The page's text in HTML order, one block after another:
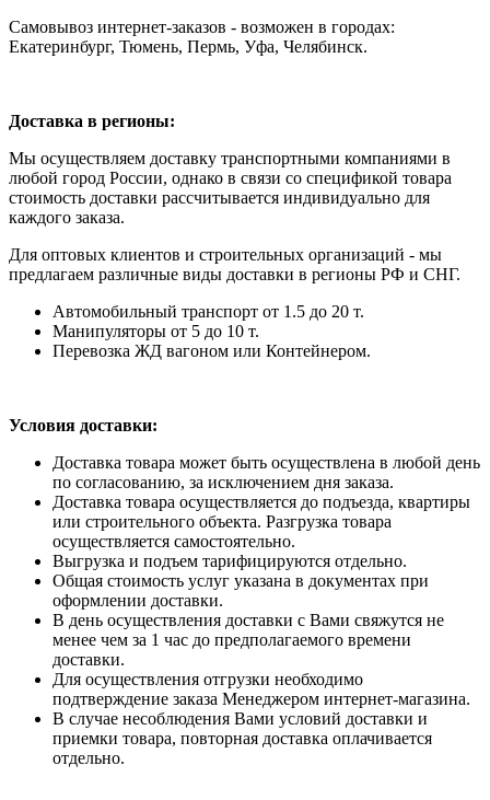
Самовывоз интернет-заказов - возможен в городах:
Екатеринбург, Тюмень, Пермь, Уфа, Челябинск.
Доставка в регионы:
Мы осуществляем доставку транспортными компаниями в
любой город России, однако в связи со спецификой товара
стоимость доставки рассчитывается индивидуально для
каждого заказа.
Для оптовых клиентов и строительных организаций - мы
предлагаем различные виды доставки в регионы РФ и СНГ.
Автомобильный транспорт от 1.5 до 20 т.
Манипуляторы от 5 до 10 т.
Перевозка ЖД вагоном или Контейнером.
Условия доставки:
Доставка товара может быть осуществлена в любой день
по согласованию, за исключением дня заказа.
Доставка товара осуществляется до подъезда, квартиры
или строительного объекта. Разгрузка товара
осуществляется самостоятельно.
Выгрузка и подъем тарифицируются отдельно.
Общая стоимость услуг указана в документах при
оформлении доставки.
В день осуществления доставки с Вами свяжутся не
менее чем за 1 час до предполагаемого времени
доставки.
Для осуществления отгрузки необходимо
подтверждение заказа Менеджером интернет-магазина.
В случае несоблюдения Вами условий доставки и
приемки товара, повторная доставка оплачивается
отдельно.